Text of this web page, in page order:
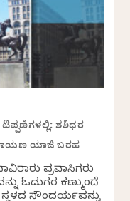
ಶಶಿಧರ
ಯಾಜಿ ಬರಹ
ಪ್ರವಾಸಿಗರು
ಓದುಗರ ಕಣ್ಮುಂದೆ
ಸ್ಥಳದ ಸೌಂದರ್ಯವನ್ನು